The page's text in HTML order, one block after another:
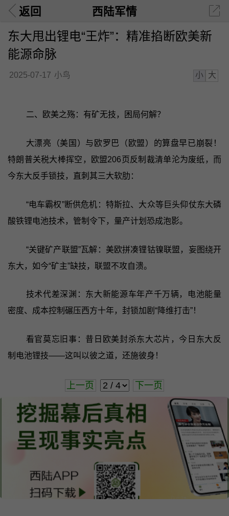
返回 西陆军情
东大甩出锂电“王炸”：精准掐断欧美新
能源命脉
2025-07-17 小鸟 小 大
二、欧美之殇：有矿无技，困局何解？
大漂亮（美国）与欧罗巴（欧盟）的算盘早已崩裂！
特朗普关税大棒挥空，欧盟206页反制裁清单沦为废纸，而
今东大反手锁技，直刺其三大软肋：
“电车霸权”断供危机：特斯拉、大众等巨头仰仗东大磷
酸铁锂电池技术，管制令下，量产计划恐成泡影。
“关键矿产联盟”瓦解：美欧拼凑锂钴镍联盟，妄图绕开
东大，如今“矿主”缺技，联盟不攻自溃。
技术代差深渊：东大新能源车年产千万辆，电池能量
密度、成本控制碾压西方十年，封锁加剧“降维打击”！
看官莫忘旧事：昔日欧美封杀东大芯片，今日东大反
制电池锂技——这叫以彼之道，还施彼身！
上一页 下一页